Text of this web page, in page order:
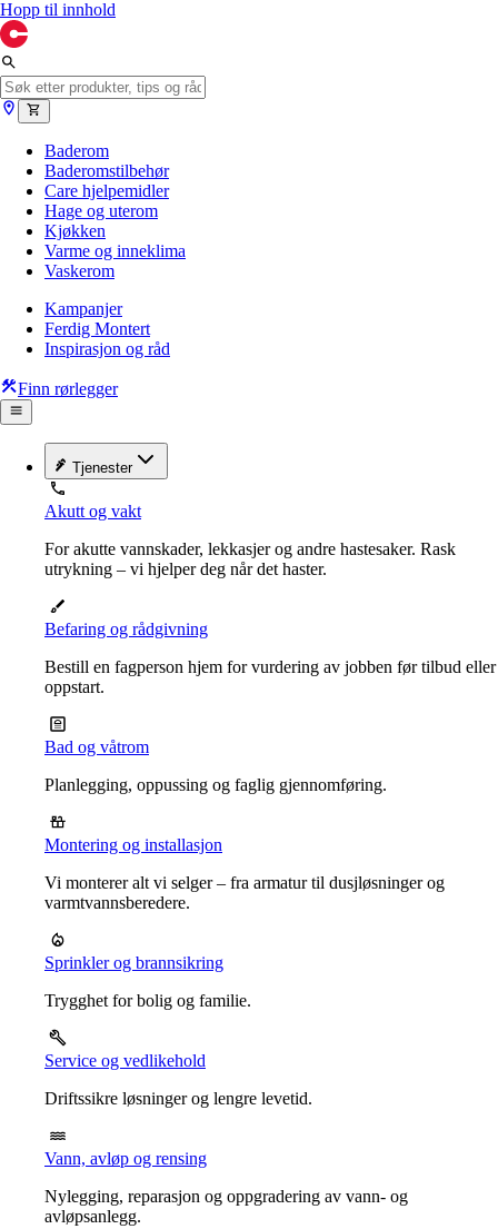
Hopp til innhold
Baderom
Baderomstilbehør
Care hjelpemidler
Hage og uterom
Kjøkken
Varme og inneklima
Vaskerom
Kampanjer
Ferdig Montert
Inspirasjon og råd
Finn rørlegger
Tjenester
Akutt og vakt
For akutte vannskader, lekkasjer og andre hastesaker. Rask
utrykning – vi hjelper deg når det haster.
Befaring og rådgivning
Bestill en fagperson hjem for vurdering av jobben før tilbud eller
oppstart.
Bad og våtrom
Planlegging, oppussing og faglig gjennomføring.
Montering og installasjon
Vi monterer alt vi selger – fra armatur til dusjløsninger og
varmtvannsberedere.
Sprinkler og brannsikring
Trygghet for bolig og familie.
Service og vedlikehold
Driftssikre løsninger og lengre levetid.
Vann, avløp og rensing
Nylegging, reparasjon og oppgradering av vann- og
avløpsanlegg.